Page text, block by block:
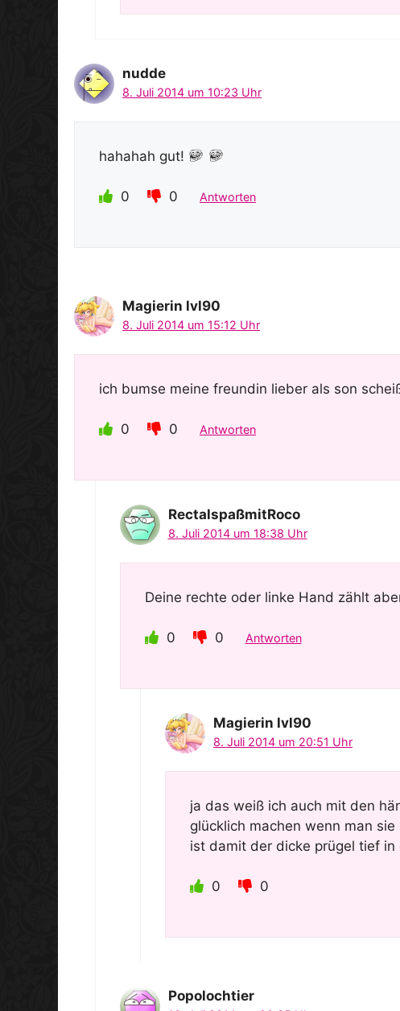
nudde
8. Juli 2014 um 10:23 Uhr
hahahah gut!
0 0 Antworten
Magierin lvl90
8. Juli 2014 um 15:12 Uhr
ich bumse meine freundin lieber als son
0 0 Antworten
RectalspaßmitRoco
8. Juli 2014 um 18:38 Uhr
Deine rechte oder linke Hand zählt
0 0 Antworten
Magierin lvl90
8. Juli 2014 um 20:51 Uhr
ja das weiß ich auch mit den
glücklich machen wenn man
ist damit der dicke prügel tief
0 0
Popolochtier